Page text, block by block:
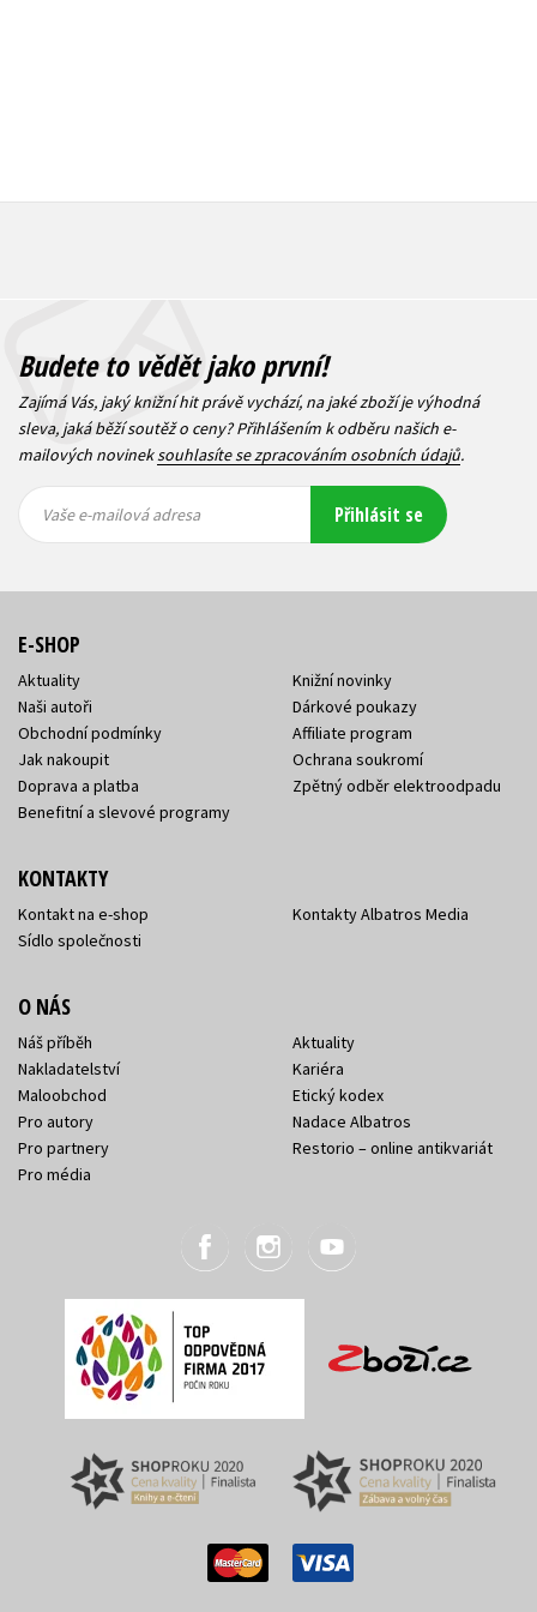
Budete to vědět jako první!
Zajímá Vás, jaký knižní hit právě vychází, na jaké zboží je výhodná
sleva, jaká běží soutěž o ceny? Přihlášením k odběru našich e-
mailových novineksouhlasíte se zpracováním osobních údajů.
mailová
mailová
Vaše e-mailová adresa Přihlásit se
E-SHOP
Aktuality
Naši autoři
Obchodní podmínky
Jak nakoupit
Doprava a platba
Benefitní a slevové programy
Knižní novinky
Dárkové poukazy
Affiliate program
Ochrana soukromí
Zpětný odběr elektroodpadu
KONTAKTY
Kontakt na e-shop
Sídlo společnosti
Kontakty Albatros Media
O NÁS
Náš příběh
Nakladatelství
Maloobchod
Pro autory
Pro partnery
Pro média
Aktuality
Kariéra
Etický kodex
Nadace Albatros
Restorio – online antikvariát